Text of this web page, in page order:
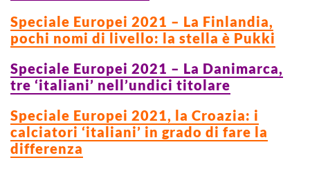
Speciale Europei 2021 – La Finlandia,
pochi nomi di livello: la stella è Pukki
Speciale Europei 2021 – La Danimarca,
tre ‘italiani’ nell’undici titolare
Speciale Europei 2021, la Croazia: i
calciatori ‘italiani’ in grado di fare la
differenza